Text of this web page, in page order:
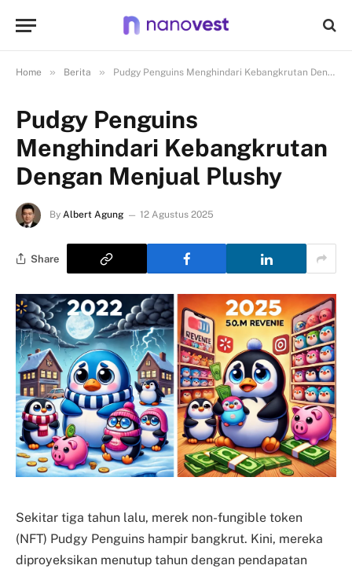
Home » Berita » Pudgy Penguins Menghindari Kebangkrutan Dengan Menjual Plushy
Pudgy Penguins
Menghindari Kebangkrutan
Dengan Menjual Plushy
By Albert Agung 12 Agustus 2025
Share
Sekitar tiga tahun lalu, merek non-fungible token
(NFT) Pudgy Penguins hampir bangkrut. Kini, mereka
diproyeksikan menutup tahun dengan pendapatan